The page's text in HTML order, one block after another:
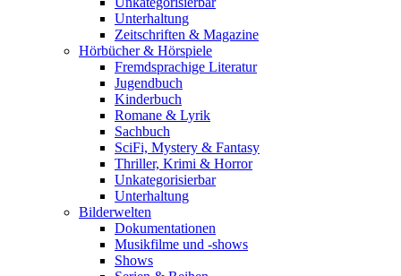
Unterhaltung
Zeitschriften & Magazine
Hörbücher & Hörspiele
Fremdsprachige Literatur
Jugendbuch
Kinderbuch
Romane & Lyrik
Sachbuch
SciFi, Mystery & Fantasy
Thriller, Krimi & Horror
Unkategorisierbar
Unterhaltung
Bilderwelten
Dokumentationen
Musikfilme und -shows
Shows